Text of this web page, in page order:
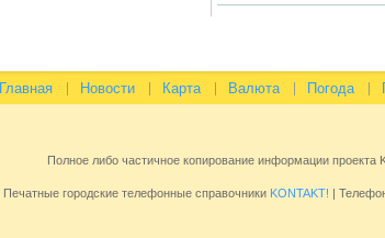
Главная Новости Карта Валюта Погода
Полное либо частичное копирование информации
Печатные городские телефонные справочникиKONTAKT! |